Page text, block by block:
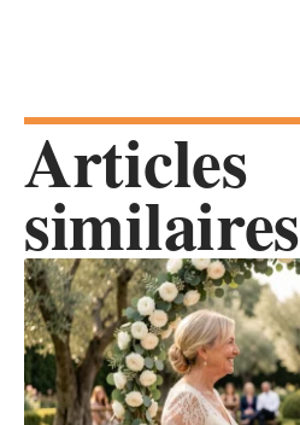
Articles
similaires